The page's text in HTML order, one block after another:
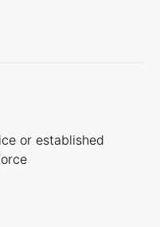
or established